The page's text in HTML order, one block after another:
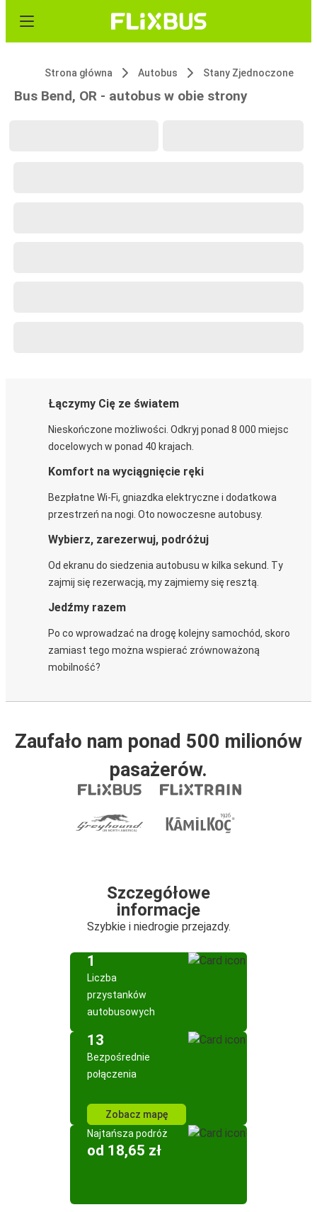
Strona główna Autobus Stany Zjednoczone
Bus Bend, OR - autobus w obie strony
Łączymy Cię ze światem
Nieskończone możliwości. Odkryj ponad 8 000 miejsc
docelowych w ponad 40 krajach.
Komfort na wyciągnięcie ręki
Bezpłatne Wi-Fi, gniazdka elektryczne i dodatkowa
przestrzeń na nogi. Oto nowoczesne autobusy.
Wybierz, zarezerwuj, podróżuj
Od ekranu do siedzenia autobusu w kilka sekund. Ty
zajmij się rezerwacją, my zajmiemy się resztą.
Jedźmy razem
Po co wprowadzać na drogę kolejny samochód, skoro
zamiast tego można wspierać zrównoważoną
mobilność?
Zaufało nam ponad 500 milionów
pasażerów.
Szczegółowe
informacje
Szybkie i niedrogie przejazdy.
1
Liczba
przystanków
autobusowych
13
Bezpośrednie
połączenia
Zobacz mapę
Najtańsza podróż
od 18,65 zł